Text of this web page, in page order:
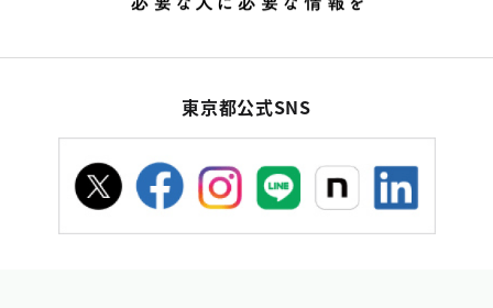
東京都公式SNS